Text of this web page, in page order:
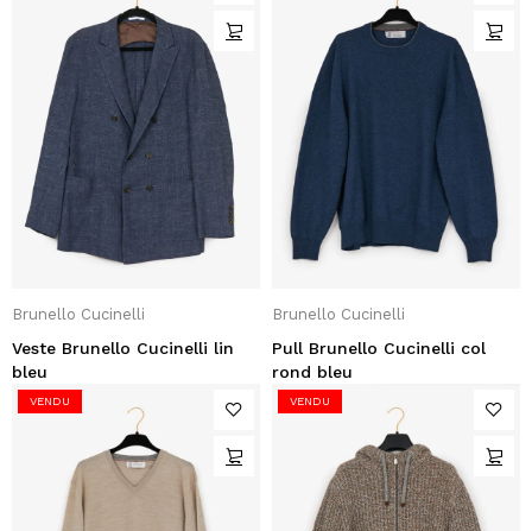
Brunello Cucinelli
Veste Brunello Cucinelli lin
bleu
Brunello Cucinelli
Pull Brunello Cucinelli col
rond bleu
VENDU VENDU